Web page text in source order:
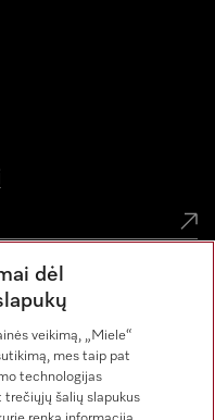
dėl
veikimą, „Miele“
mes taip pat
technologijas
trečiųjų šalių slapukus